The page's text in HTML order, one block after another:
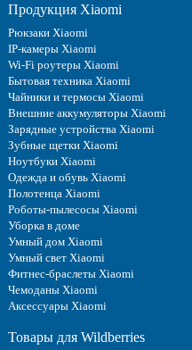
Продукция Xiaomi
Рюкзаки Xiaomi
IP-камеры Xiaomi
Wi-Fi роутеры Xiaomi
Бытовая техника Xiaomi
Чайники и термосы Xiaomi
Внешние аккумуляторы Xiaomi
Зарядные устройства Xiaomi
Зубные щетки Xiaomi
Ноутбуки Xiaomi
Одежда и обувь Xiaomi
Полотенца Xiaomi
Роботы-пылесосы Xiaomi
Уборка в доме
Умный дом Xiaomi
Умный свет Xiaomi
Фитнес-браслеты Xiaomi
Чемоданы Xiaomi
Аксессуары Xiaomi
Товары для Wildberries